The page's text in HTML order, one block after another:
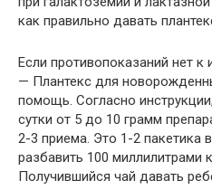
как правильно давать
Если противопоказаний нет
— Плантекс для
помощь. Согласно
сутки от 5 до 10 грамм
2-3 приема. Это 1-2 пакетика
разбавить 100 миллилитрами
Получившийся чай давать